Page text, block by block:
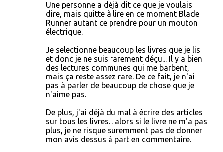
Une personne a déjà dit ce que je voulais
dire, mais quitte à lire en ce moment Blade
Runner autant ce prendre pour un mouton
électrique.
Je selectionne beaucoup les livres que je lis
et donc je ne suis rarement déçu... Il y a bien
des lectures communes qui me barbent,
mais ça reste assez rare. De ce fait, je n'ai
pas à parler de beaucoup de chose que je
n'aime pas.
De plus, j'ai déjà du mal à écrire des articles
sur tous les livres... alors si le livre ne m'a pas
plus, je ne risque suremment pas de donner
mon avis dessus à part en commentaire.